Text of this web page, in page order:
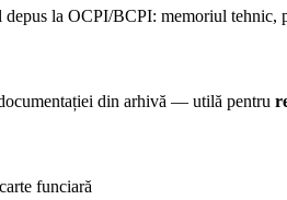
depus la OCPI/BCPI: memoriul
din arhivă — utilă pentru
funciară